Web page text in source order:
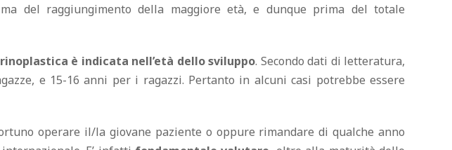
del raggiungimento della maggiore età, e dunque prima del totale
è indicata nell’età dello sviluppo. Secondo dati di letteratura,
e 15-16 anni per i ragazzi. Pertanto in alcuni casi potrebbe essere
operare il/la giovane paziente o oppure rimandare di qualche anno